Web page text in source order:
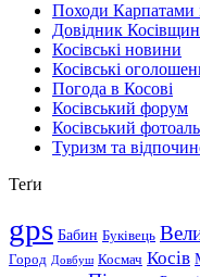
Походи Карпатами
Довідник
Косівські новини
Косівські
Погода в Косові
Косівський форум
Косівський
Туризм та
Теґи
gps Бабин Буківець
Город Довбуш Космач Косів